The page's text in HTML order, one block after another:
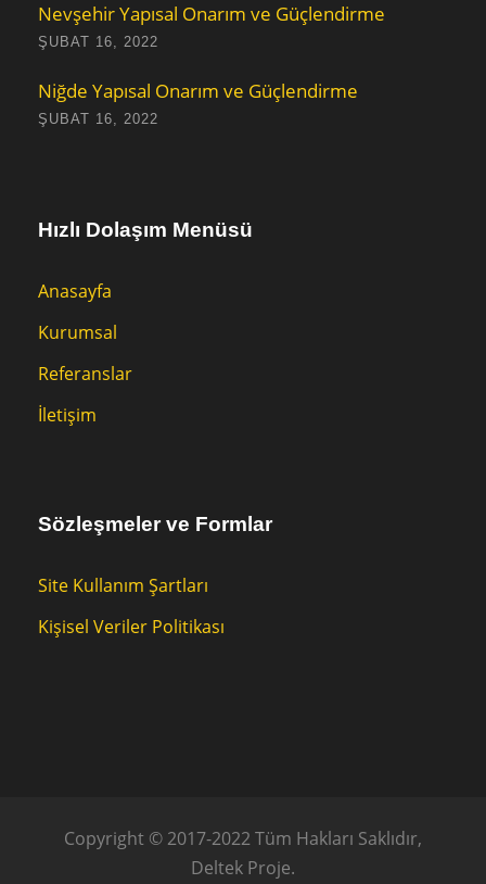
Nevşehir Yapısal Onarım ve Güçlendirme
ŞUBAT 16, 2022
Niğde Yapısal Onarım ve Güçlendirme
ŞUBAT 16, 2022
Hızlı Dolaşım Menüsü
Anasayfa
Kurumsal
Referanslar
İletişim
Sözleşmeler ve Formlar
Site Kullanım Şartları
Kişisel Veriler Politikası
Copyright © 2017-2022 Tüm Hakları Saklıdır,
Deltek Proje.